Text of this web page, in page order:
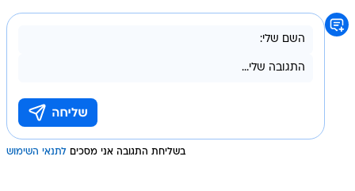
בשליחת התגובה אני מסכים לתנאי השימוש